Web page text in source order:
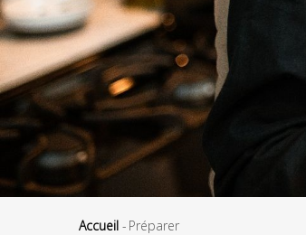
Accueil - Préparer